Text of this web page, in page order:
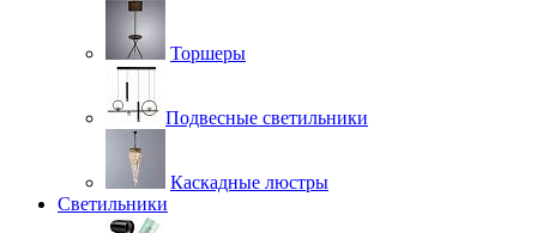
Торшеры
Подвесные светильники
Каскадные люстры
Светильники